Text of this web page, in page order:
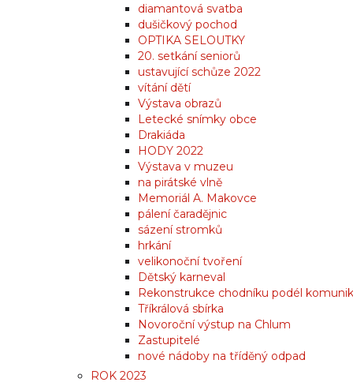
diamantová svatba
dušičkový pochod
OPTIKA SELOUTKY
20. setkání seniorů
ustavující schůze 2022
vítání dětí
Výstava obrazů
Letecké snímky obce
Drakiáda
HODY 2022
Výstava v muzeu
na pirátské vlně
Memoriál A. Makovce
pálení čaradějnic
sázení stromků
hrkání
velikonoční tvoření
Dětský karneval
Rekonstrukce chodníku podél
Tříkrálová sbírka
Novoroční výstup na Chlum
Zastupitelé
nové nádoby na tříděný odpad
ROK 2023